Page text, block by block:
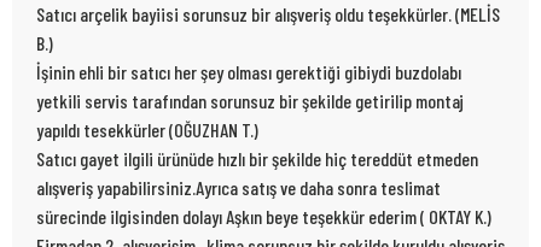
Satıcı arçelik bayiisi sorunsuz bir alışveriş oldu teşekkürler. (MELİS
B.)
İşinin ehli bir satıcı her şey olması gerektiği gibiydi buzdolabı
yetkili servis tarafından sorunsuz bir şekilde getirilip montaj
yapıldı tesekkürler (OĞUZHAN T.)
Satıcı gayet ilgili ürünüde hızlı bir şekilde hiç tereddüt etmeden
alışveriş yapabilirsiniz.Ayrıca satış ve daha sonra teslimat
sürecinde ilgisinden dolayı Aşkın beye teşekkür ederim ( OKTAY K.)